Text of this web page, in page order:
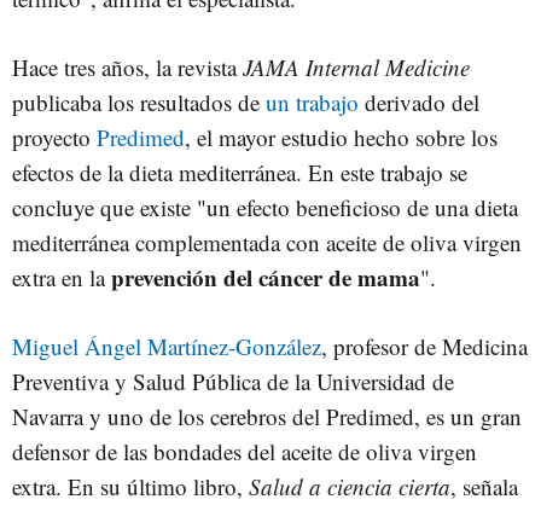
Hace tres años, la revistaJAMA Internal Medicine
publicaba los resultados de un trabajo derivado del
proyecto Predimed, el mayor estudio hecho sobre los
efectos de la dieta mediterránea. En este trabajo se
concluye que existe "un efecto beneficioso de una dieta
mediterránea complementada con aceite de oliva virgen
extra en laprevención del cáncer de mama".
Miguel Ángel Martínez-González, profesor de Medicina
Preventiva y Salud Pública de la Universidad de
Navarra y uno de los cerebros del Predimed, es un gran
defensor de las bondades del aceite de oliva virgen
extra. En su último libro, Salud a ciencia cierta, señala